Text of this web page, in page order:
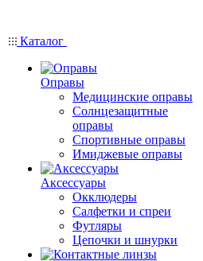
Каталог
Оправы
Медицинские оправы
Солнцезащитные
оправы
Спортивные оправы
Имиджевые оправы
Аксессуары
Окклюдеры
Салфетки и спреи
Футляры
Цепочки и шнурки